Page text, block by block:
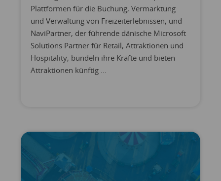
Plattformen für die Buchung, Vermarktung
und Verwaltung von Freizeiterlebnissen, und
NaviPartner, der führende dänische Microsoft
Solutions Partner für Retail, Attraktionen und
Hospitality, bündeln ihre Kräfte und bieten
Attraktionen künftig ...